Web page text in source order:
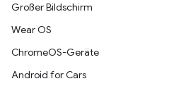
Großer Bildschirm
Wear OS
ChromeOS-Geräte
Android for Cars